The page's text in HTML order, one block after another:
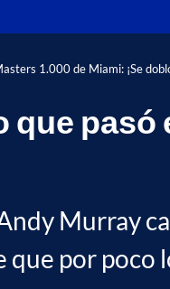
1.000 de Miami: ¡Se
pasó
Murray
por poco